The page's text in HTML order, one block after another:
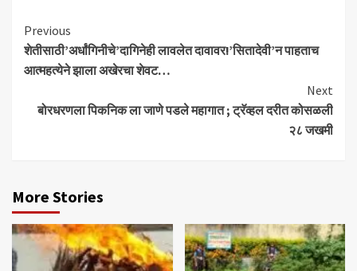
Continue
Reading
Previous
शेतीसाठी’अर्धांगिनीचे’दागिनेही लावलेत दावावर!’सितादेवी’न पाहताच
आत्महत्येने झाला अखेरचा शेवट…
Next
बोरधरणला पिकनिक ला जाणे पडले महागात ; ट्रॅव्हल दरीत कोसळली
२८ जखमी
More Stories